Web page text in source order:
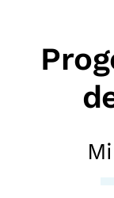
Sala di
LA
Chi siamo